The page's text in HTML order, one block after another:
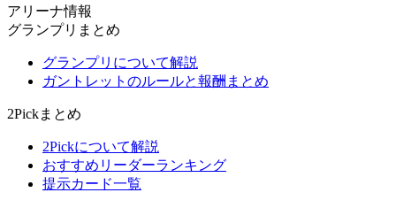
アリーナ情報
グランプリまとめ
グランプリについて解説
ガントレットのルールと報酬まとめ
2Pickまとめ
2Pickについて解説
おすすめリーダーランキング
提示カード一覧